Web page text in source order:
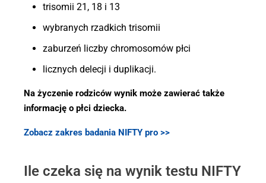
trisomii 21, 18 i 13
wybranych rzadkich trisomii
zaburzeń liczby chromosomów płci
licznych delecji i duplikacji.
Na życzenie rodziców wynik może zawierać także
informację o płci dziecka.
Zobacz zakres badania NIFTY pro >>
Ile czeka się na wynik testu NIFTY